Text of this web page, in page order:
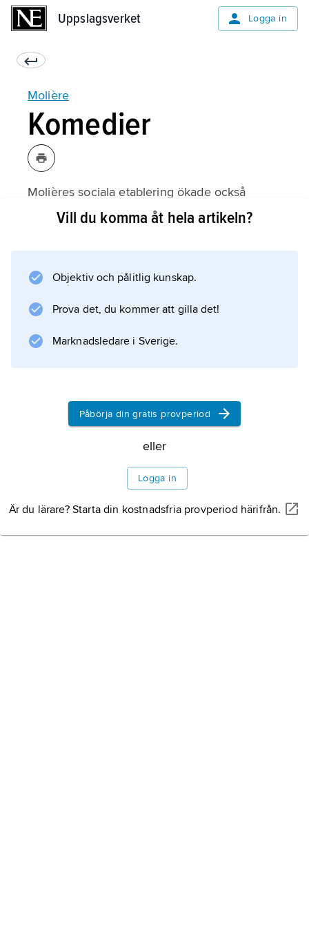
Uppslagsverket Logga in
Molière
Komedier
Molières sociala etablering ökade också
möjligheterna för honom att producera egen
(1659; ”De löjliga preciöserna”), som i
karikatyrmässig överdrift speglar de samtida
handlar
Information om artikeln
Vill du komma åt hela artikeln?
Objektiv och pålitlig kunskap.
Prova det, du kommer att gilla det!
Marknadsledare i Sverige.
Påbörja din gratis provperiod
eller
Logga in
Är du lärare? Starta din kostnadsfria provperiod härifrån.